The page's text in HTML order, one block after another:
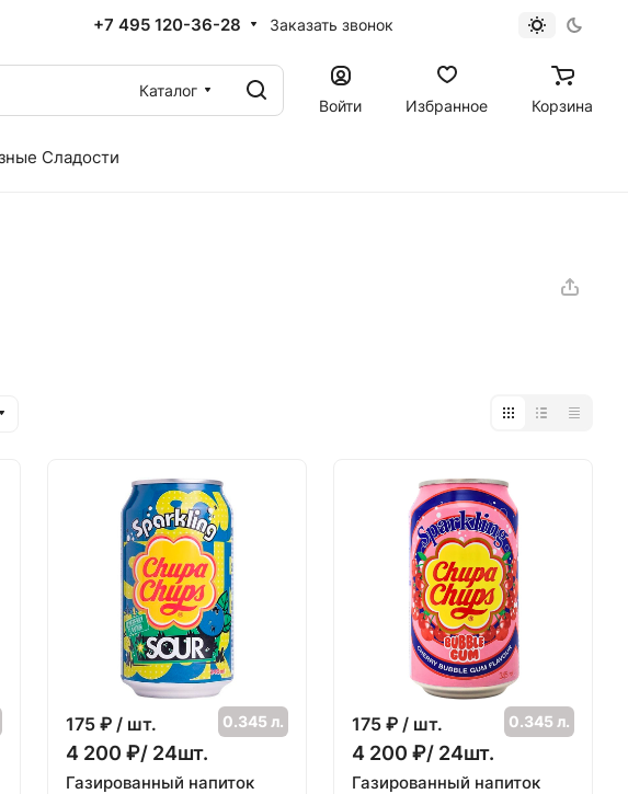
+7 495 120-36-28 Заказать звонок
Каталог
Войти
Избранное Корзина
Сладости
175₽ / шт. 0.345 л.
4 200 ₽/ 24шт.
Газированный напиток
175₽ / шт. 0.345 л.
4 200 ₽/ 24шт.
Газированный напиток